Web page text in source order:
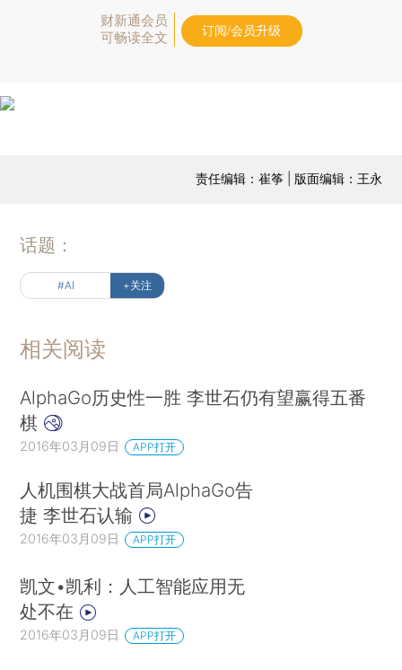
财新通会员
可畅读全文
订阅/会员升级
责任编辑：崔筝 | 版面编辑：王永
话题：
#AI +关注
相关阅读
AlphaGo历史性一胜 李世石仍有望赢得五番
棋
2016年03月09日 APP打开
人机围棋大战首局AlphaGo告
捷 李世石认输
2016年03月09日 APP打开
凯文•凯利：人工智能应用无
处不在
2016年03月09日 APP打开